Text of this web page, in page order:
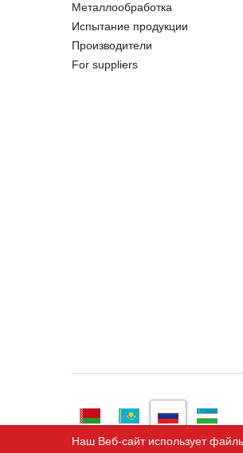
Металлообработка
Испытание продукции
Производители
For suppliers
Наш Веб-сайт использует